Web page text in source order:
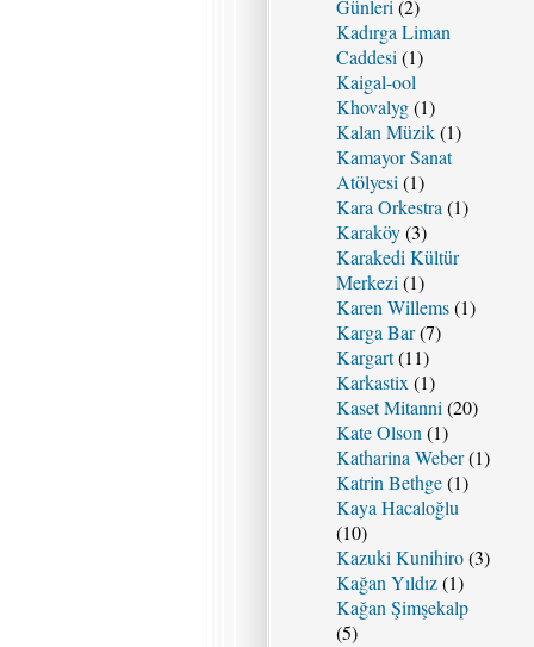
Günleri (2)
Kadırga Liman
Caddesi (1)
Kaigal-ool
Khovalyg(1)
Kalan Müzik(1)
Kamayor Sanat
Atölyesi (1)
Kara Orkestra (1)
Karaköy(3)
Karakedi Kültür
Merkezi (1)
Karen Willems(1)
Karga Bar(7)
Kargart(11)
Karkastix (1)
Kaset Mitanni (20)
Kate Olson (1)
Katharina Weber(1)
Katrin Bethge(1)
Kaya Hacaloğlu
(10)
Kazuki Kunihiro(3)
Kağan Yıldız(1)
Kağan Şimşekalp
(5)